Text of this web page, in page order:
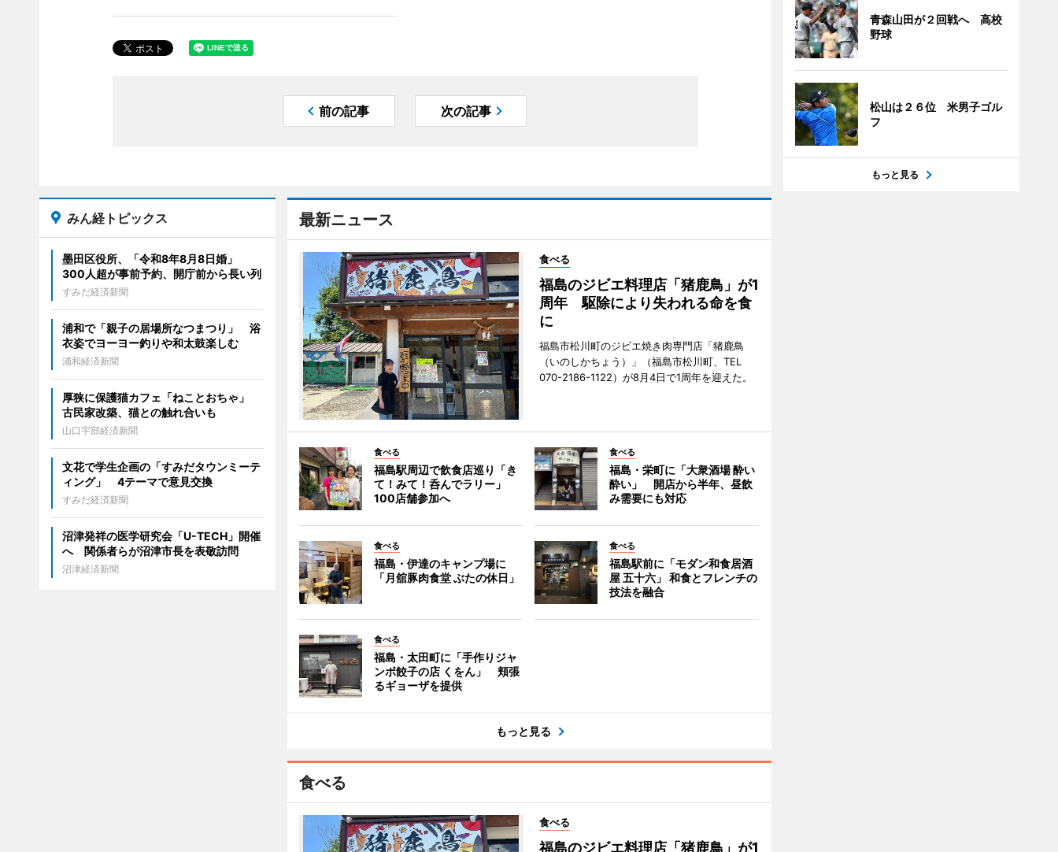
前の記事 次の記事
最新ニュース
食べる
福島のジビエ料理店「猪鹿鳥」が1
周年 駆除により失われる命を食
に
福島市松川町のジビエ焼き肉専門店「猪鹿鳥
（いのしかちょう）」（福島市松川町、TEL
070-2186-1122）が8月4日で1周年を迎えた。
食べる
福島駅周辺で飲食店巡り「き
て！みて！呑んでラリー」
100店舗参加へ
食べる
福島・栄町に「大衆酒場 酔い
酔い」 開店から半年、昼飲
み需要にも対応
食べる
福島・伊達のキャンプ場に
「月舘豚肉食堂 ぶたの休日」
食べる
福島駅前に「モダン和食居酒
屋 五十六」 和食とフレンチの
技法を融合
食べる
福島・太田町に「手作りジャ
ンボ餃子の店 くをん」 頬張
るギョーザを提供
もっと見る
食べる
食べる
福島のジビエ料理店「猪鹿鳥」が1
みん経トピックス
墨田区役所、「令和8年8月8日婚」
300人超が事前予約、開庁前から長い列
すみだ経済新聞
浦和で「親子の居場所なつまつり」 浴
衣姿でヨーヨー釣りや和太鼓楽しむ
浦和経済新聞
厚狭に保護猫カフェ「ねことおちゃ」
古民家改築、猫との触れ合いも
山口宇部経済新聞
文花で学生企画の「すみだタウンミーテ
ィング」 4テーマで意見交換
すみだ経済新聞
沼津発祥の医学研究会「U-TECH」開催
へ 関係者らが沼津市長を表敬訪問
沼津経済新聞
青森山田が２回戦へ 高校
野球
松山は２６位 米男子ゴル
フ
もっと見る